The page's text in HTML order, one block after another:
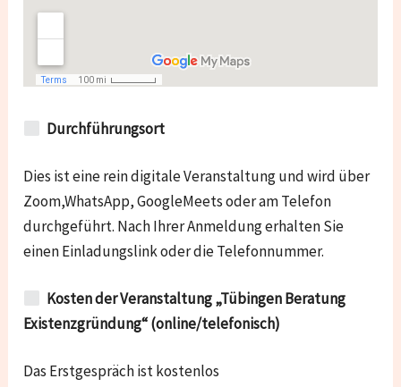
Durchführungsort
Dies ist eine rein digitale Veranstaltung und wird über
Zoom,WhatsApp, GoogleMeets oder am Telefon
durchgeführt. Nach Ihrer Anmeldung erhalten Sie
einen Einladungslink oder die Telefonnummer.
Kosten der Veranstaltung „Tübingen Beratung
Existenzgründung“ (online/telefonisch)
Das Erstgespräch ist kostenlos